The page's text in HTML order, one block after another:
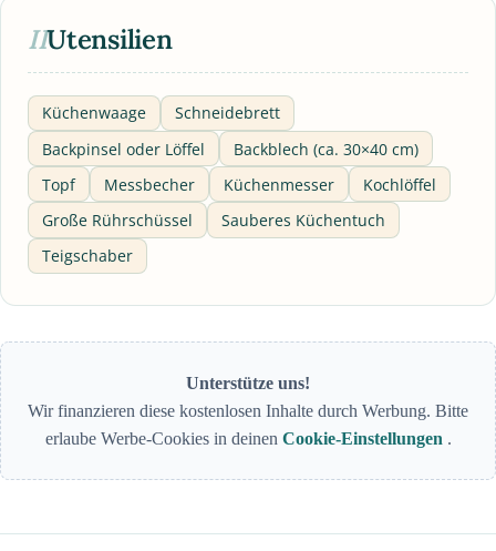
IIUtensilien
Küchenwaage
Schneidebrett
Backpinsel oder Löffel
Backblech (ca. 30×40 cm)
Topf
Messbecher Küchenmesser
Kochlöffel
Große Rührschüssel
Sauberes Küchentuch
Teigschaber
Unterstütze uns!
Wir finanzieren diese kostenlosen Inhalte durch Werbung. Bitte
erlaube Werbe-Cookies in deinen Cookie-Einstellungen .